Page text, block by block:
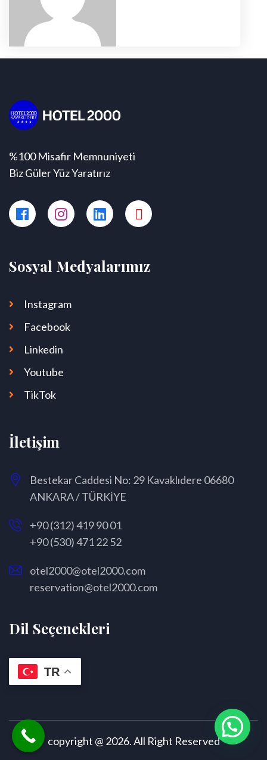
%100 Misafir Memnuniyeti
Biz Güler Yüz Yaratırız
Sosyal Medyalarımız
Instagram
Facebook
Linkedin
Youtube
TikTok
İletişim
Bestekar Caddesi No: 29 Kavaklıdere 06680
ANKARA / TÜRKİYE
+90 (312) 419 90 01
+90 (530) 471 22 52
otel2000@otel2000.com
reservation@otel2000.com
Dil Seçenekleri
TR
copyright @ 2026. All Right Reserved